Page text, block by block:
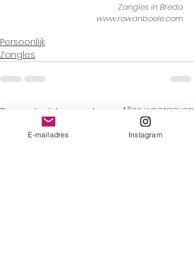
Zangles in Breda
www.rowanboele.com
Persoonlijk
Zangles
Recente blogposts Alles weergeven
E-mailadres Instagram